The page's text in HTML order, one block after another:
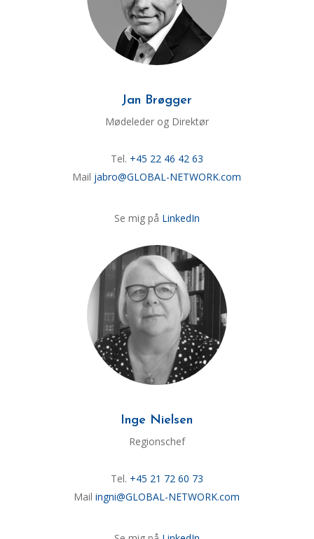
Jan Brøgger
Mødeleder og Direktør
Tel. +45 22 46 42 63
Mail jabro@GLOBAL-NETWORK.com
Se mig på LinkedIn
Inge Nielsen
Regionschef
Tel. +45 21 72 60 73
Mailingni@GLOBAL-NETWORK.com